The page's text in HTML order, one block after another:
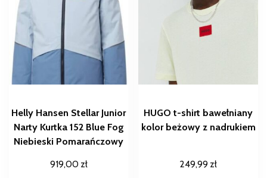
Helly Hansen Stellar Junior
Narty Kurtka 152 Blue Fog
Niebieski Pomarańczowy
919,00 zł
HUGO t-shirt bawełniany
kolor beżowy z nadrukiem
249,99 zł